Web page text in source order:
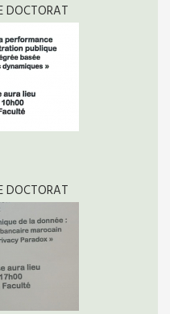
DOCTORAT
DOCTORAT